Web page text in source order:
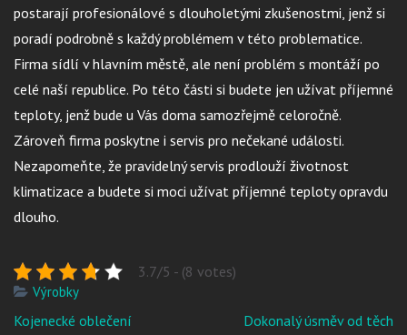
postarají profesionálové s dlouholetými zkušenostmi, jenž si
poradí podrobně s každý problémem v této problematice.
Firma sídlí v hlavním městě, ale není problém s montáží po
celé naší republice. Po této části si budete jen užívat příjemné
teploty, jenž bude u Vás doma samozřejmě celoročně.
Zároveň firma poskytne i servis pro nečekané události.
Nezapomeňte, že pravidelný servis prodlouží životnost
klimatizace a budete si moci užívat příjemné teploty opravdu
dlouho.
3.7/5 - (8 votes)
Výrobky
Navigace
Kojenecké oblečení
Dokonalý úsměv od těch